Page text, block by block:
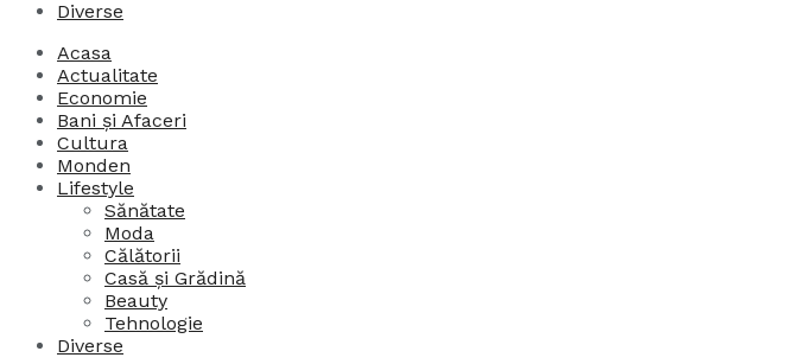
Diverse
Acasa
Actualitate
Economie
Bani și Afaceri
Cultura
Monden
Lifestyle
Sănătate
Moda
Călătorii
Casă și Grădină
Beauty
Tehnologie
Diverse